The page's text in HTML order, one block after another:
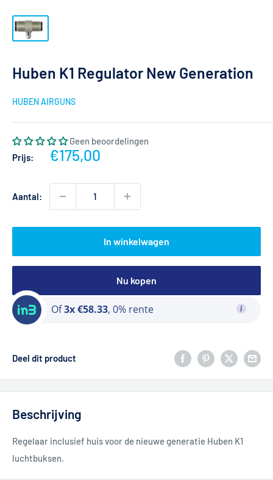
Huben K1 Regulator New Generation
HUBEN AIRGUNS
Geen beoordelingen
Prijs:
Actieprijs
€175,00
Aantal:
In winkelwagen
Nu kopen
Of3x €58.33, 0% rente
Deel dit product
Beschrijving
Regelaar inclusief huis voor de nieuwe generatie Huben K1
luchtbuksen.